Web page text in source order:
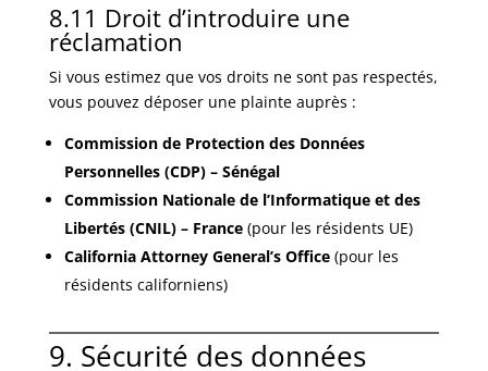
8.11 Droit d’introduire une
réclamation
Si vous estimez que vos droits ne sont pas respectés,
vous pouvez déposer une plainte auprès :
Commission de Protection des Données
Personnelles (CDP) – Sénégal
Commission Nationale de l’Informatique et des
Libertés (CNIL) – France(pour les résidents UE)
California Attorney General’s Office(pour les
résidents californiens)
9. Sécurité des données